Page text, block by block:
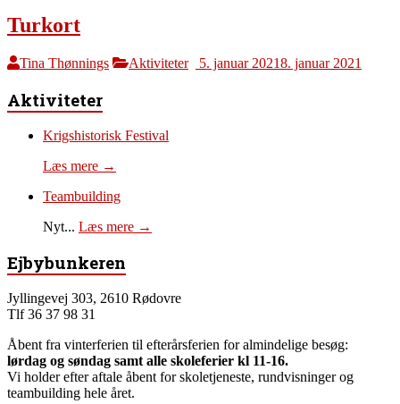
Turkort
Tina Thønnings Aktiviteter 5. januar 20218. januar 2021
Aktiviteter
Krigshistorisk Festival
Læs mere →
Teambuilding
Nyt... Læs mere →
Ejbybunkeren
Jyllingevej 303, 2610 Rødovre
Tlf 36 37 98 31
Åbent fra vinterferien til efterårsferien for almindelige besøg:
lørdag og søndag samt alle skoleferier kl 11-16.
Vi holder efter aftale åbent for skoletjeneste, rundvisninger og
teambuilding hele året.